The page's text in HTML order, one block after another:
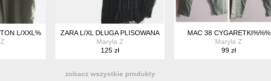
L/XXL%%
ZARA L/XL DŁUGA PLISOWANA SUKIENKA%%
Maryla Z
125 zł
MAC 38 CYGARETKI%%%
Maryla Z
99 zł
zobacz wszystkie produkty